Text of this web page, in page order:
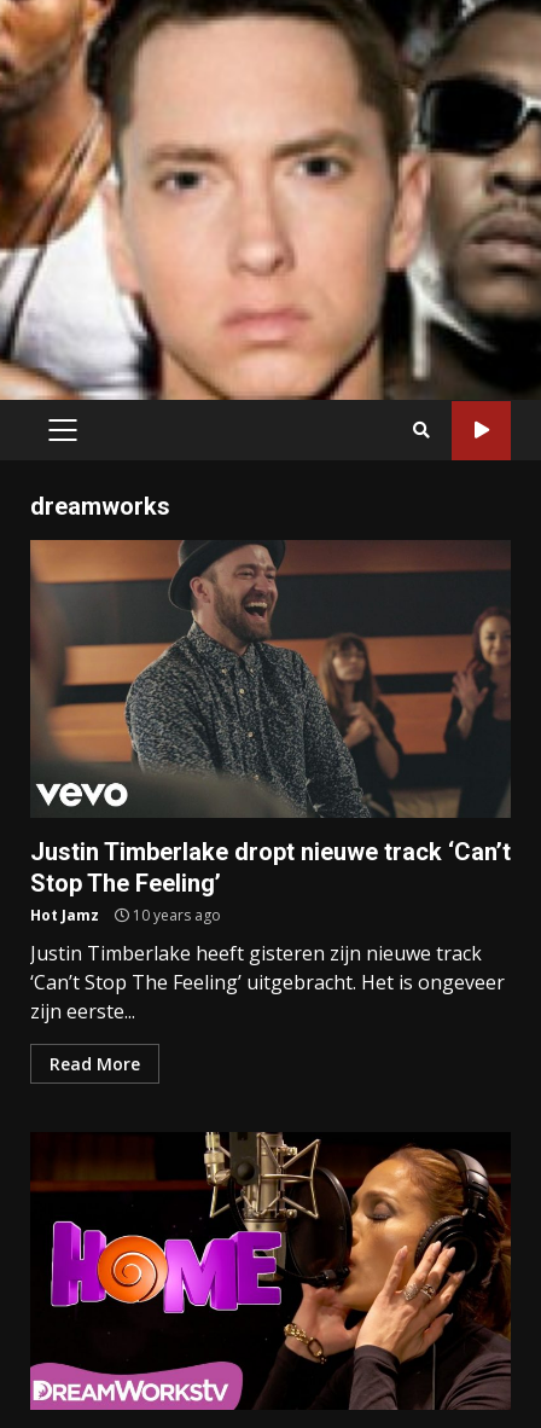
PRIMARY
dreamworks
Justin Timberlake dropt nieuwe track ‘Can’t
Stop The Feeling’
Hot Jamz 10 years ago
Justin Timberlake heeft gisteren zijn nieuwe track
‘Can’t Stop The Feeling’ uitgebracht. Het is ongeveer
zijn eerste...
Read More